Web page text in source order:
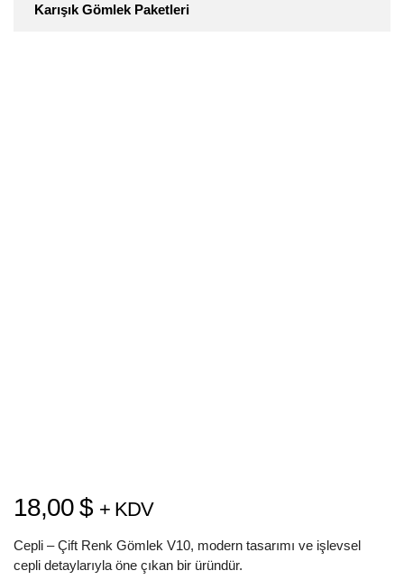
18,00$ + KDV
Cepli – Çift Renk Gömlek V10, modern tasarımı ve işlevsel
cepli detaylarıyla öne çıkan bir üründür.
Karışık Gömlek Paketleri